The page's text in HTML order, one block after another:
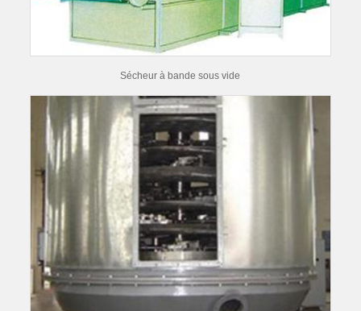
Sécheur à bande sous vide